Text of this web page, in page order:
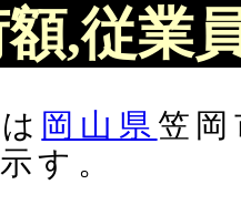
,従業
岡山県 笠
す。